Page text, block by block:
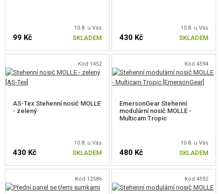
VÝSTROJ, UNIFORMY, POUZDRA
HELMY, POKRÝVKY HLAVY
10.8. u Vás
99 Kč SKLADEM
10.8. u Vás
430 Kč SKLADEM
Kód 1452
AS-Tex Stehenní nosič MOLLE
- zelený
10.8. u Vás
430 Kč SKLADEM
Kód 4594
EmersonGear Stehenní
modulární nosič MOLLE -
Multicam Tropic
10.8. u Vás
480 Kč SKLADEM
Kód 12586 Kód 4592